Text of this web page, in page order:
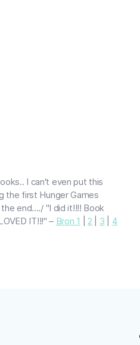
I can't even put this
the first Hunger Games
end..../ "I did it!!!! Book
IT!!!" – Bron 1 |2 3
4